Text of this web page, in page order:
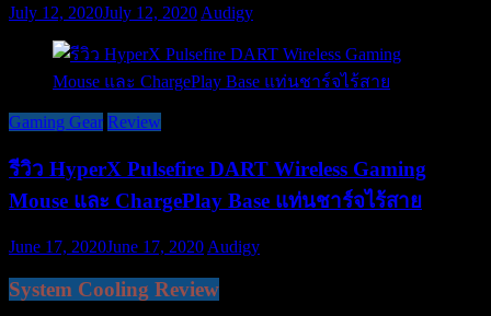
July 12, 2020July 12, 2020 Audigy
Gaming Gear Review
รีวิว HyperX Pulsefire DART Wireless Gaming
Mouse และ ChargePlay Base แท่นชาร์จไร้สาย
June 17, 2020June 17, 2020 Audigy
System Cooling Review